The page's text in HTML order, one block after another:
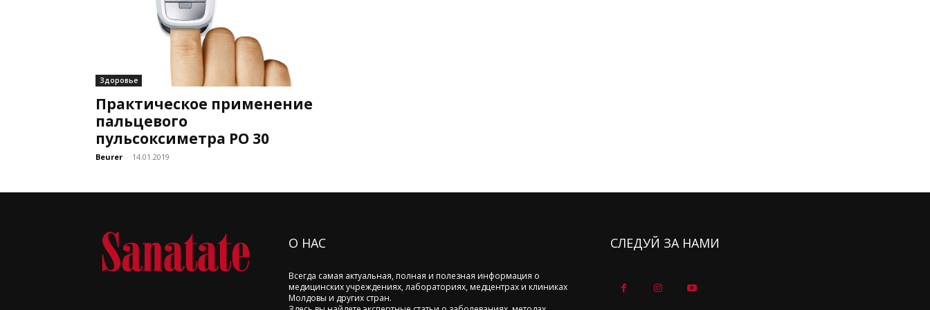
Здоровье
Практическое применение
пальцевого
пульсоксиметра РО 30
Beurer - 14.01.2019
О НАС
Всегда самая актуальная, полная и полезная информация о
медицинских учреждениях, лабораториях, медцентрах и клиниках
Молдовы и других стран.
СЛЕДУЙ ЗА НАМИ